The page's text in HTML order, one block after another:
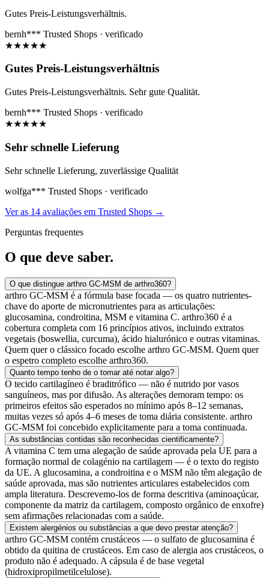
Gutes Preis-Leistungsverhältnis.
bernh*** Trusted Shops · verificado
★★★★★
Gutes Preis-Leistungsverhältnis
Gutes Preis-Leistungsverhältnis. Sehr gute Qualität.
bernh*** Trusted Shops · verificado
★★★★★
Sehr schnelle Lieferung
Sehr schnelle Lieferung, zuverlässige Qualität
wolfga*** Trusted Shops · verificado
Ver as 14 avaliações em Trusted Shops →
Perguntas frequentes
O que deve saber.
O que distingue arthro GC-MSM de arthro360?
arthro GC-MSM é a fórmula base focada — os quatro nutrientes-
chave do aporte de micronutrientes para as articulações:
glucosamina, condroitina, MSM e vitamina C. arthro360 é a
cobertura completa com 16 princípios ativos, incluindo extratos
vegetais (boswellia, curcuma), ácido hialurónico e outras vitaminas.
Quem quer o clássico focado escolhe arthro GC-MSM. Quem quer
o espetro completo escolhe arthro360.
Quanto tempo tenho de o tomar até notar algo?
O tecido cartilagíneo é braditrófico — não é nutrido por vasos
sanguíneos, mas por difusão. As alterações demoram tempo: os
primeiros efeitos são esperados no mínimo após 8–12 semanas,
muitas vezes só após 4–6 meses de toma diária consistente. arthro
GC-MSM foi concebido explicitamente para a toma continuada.
As substâncias contidas são reconhecidas cientificamente?
A vitamina C tem uma alegação de saúde aprovada pela UE para a
formação normal de colagénio na cartilagem — é o texto do registo
da UE. A glucosamina, a condroitina e o MSM não têm alegação de
saúde aprovada, mas são nutrientes articulares estabelecidos com
ampla literatura. Descrevemo-los de forma descritiva (aminoaçúcar,
componente da matriz da cartilagem, composto orgânico de enxofre)
sem afirmações relacionadas com a saúde.
Existem alergénios ou substâncias a que devo prestar atenção?
arthro GC-MSM contém crustáceos — o sulfato de glucosamina é
obtido da quitina de crustáceos. Em caso de alergia aos crustáceos, o
produto não é adequado. A cápsula é de base vegetal
(hidroxipropilmetilcelulose).